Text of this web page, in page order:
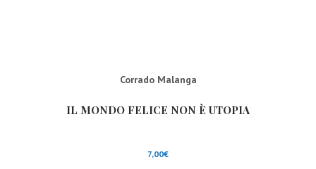
Corrado Malanga
IL MONDO FELICE NON È UTOPIA
7,00€